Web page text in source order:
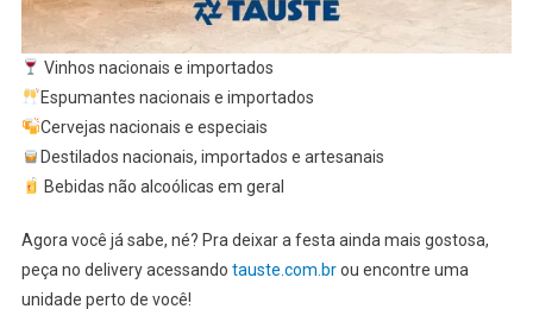
Vinhos nacionais e importados
Espumantes nacionais e importados
Cervejas nacionais e especiais
Destilados nacionais, importados e artesanais
Bebidas não alcoólicas em geral
Agora você já sabe, né? Pra deixar a festa ainda mais gostosa,
peça no delivery acessando tauste.com.brou encontre uma
unidade perto de você!